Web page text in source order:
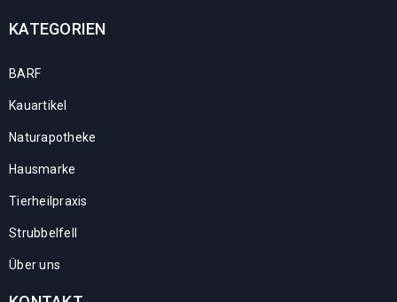
KATEGORIEN
BARF
Kauartikel
Naturapotheke
Hausmarke
Tierheilpraxis
Strubbelfell
Über uns